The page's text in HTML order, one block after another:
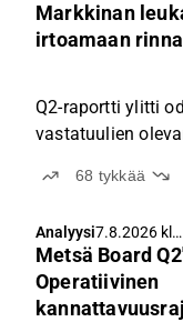
Markkinan
irtoamaan
Q2-raportti ylitti
vastatuulien
68 tykkää
Analyysi7.8.2026 klo
4.05
Metsä Board
Operatiivinen